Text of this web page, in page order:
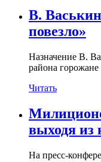
В.
повезло»
Назначение В.
района
Читать
выходя из
На пресс-